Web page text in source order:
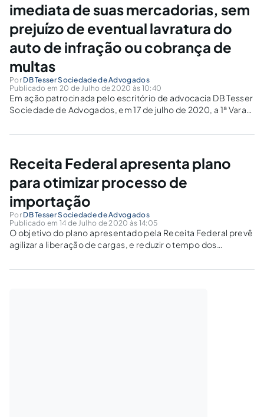
imediata de suas mercadorias, sem
prejuízo de eventual lavratura do
auto de infração ou cobrança de
multas
Por DB Tesser Sociedade de Advogados
Publicado em 20 de Julho de 2020 às 10:40
Em ação patrocinada pelo escritório de advocacia DB Tesser
Sociedade de Advogados, em 17 de julho de 2020, a 1ª Vara
determinando a imediata liberação de mercadorias
Receita Federal apresenta plano
para otimizar processo de
importação
Por DB Tesser Sociedade de Advogados
Publicado em 14 de Julho de 2020 às 14:05
O objetivo do plano apresentado pela Receita Federal prevê
agilizar a liberação de cargas, e reduzir o tempo dos